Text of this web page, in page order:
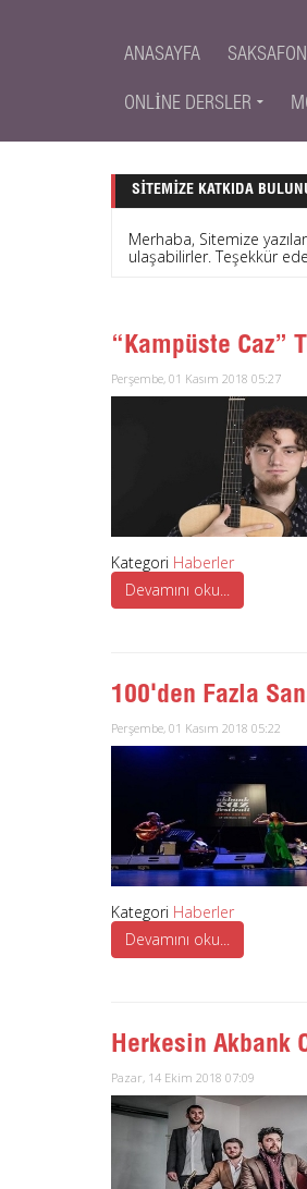
ANASAYFA SAKSAFON
ONLINE DERSLER
SITEMIZE KATKIDA
Merhaba, Sitemize
ulaşabilirler. Teşekkür
“Kampüste Caz”
Perşembe, 01 Kasım 2018 05:27
Kategori Haberler
Devamını oku...
100'den Fazla
Perşembe, 01 Kasım 2018 05:22
Kategori Haberler
Devamını oku...
Herkesin Akbank
Pazar, 14 Ekim 2018 07:09